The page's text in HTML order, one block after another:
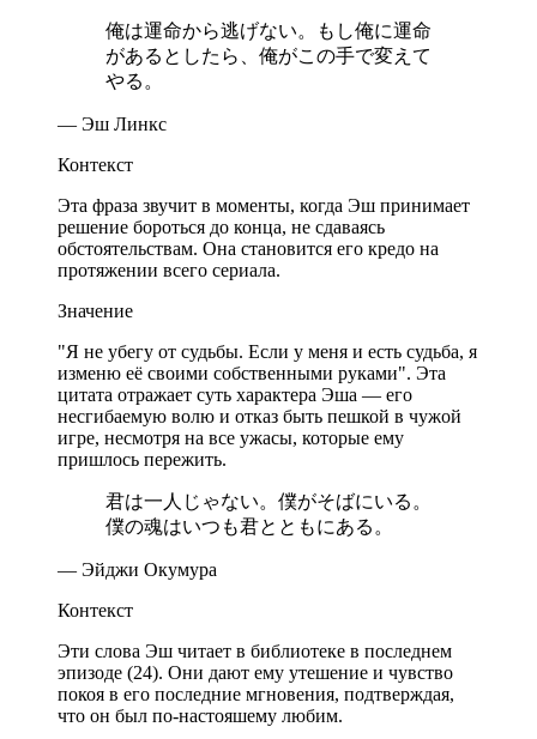
俺は運命から逃げない。もし俺に運命
があるとしたら、俺がこの手で変えて
やる。
— Эш Линкс
Контекст
Эта фраза звучит в моменты, когда Эш принимает
решение бороться до конца, не сдаваясь
обстоятельствам. Она становится его кредо на
протяжении всего сериала.
Значение
"Я не убегу от судьбы. Если у меня и есть судьба, я
изменю её своими собственными руками". Эта
цитата отражает суть характера Эша — его
несгибаемую волю и отказ быть пешкой в чужой
игре, несмотря на все ужасы, которые ему
пришлось пережить.
君は一人じゃない。僕がそばにいる。
僕の魂はいつも君とともにある。
— Эйджи Окумура
Контекст
Эти слова Эш читает в библиотеке в последнем
эпизоде (24). Они дают ему утешение и чувство
покоя в его последние мгновения, подтверждая,
что он был по-настояшему любим.